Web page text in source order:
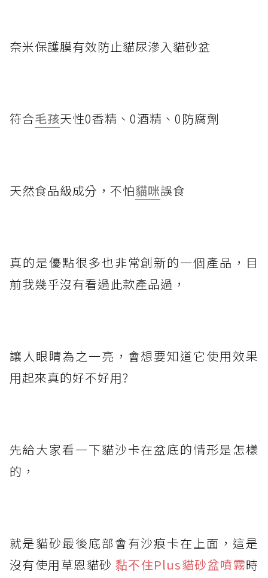
奈米保護膜有效防止貓尿滲入貓砂盆
符合毛孩天性0香精、0酒精、0防腐劑
天然食品級成分，不怕貓咪誤食
真的是優點很多也非常創新的一個產品，目
前我幾乎沒有看過此款產品過，
讓人眼睛為之一亮，會想要知道它使用效果
用起來真的好不好用?
先給大家看一下貓沙卡在盆底的情形是怎樣
的，
就是貓砂最後底部會有沙痕卡在上面，這是
沒有使用草恩貓砂 黏不住Plus貓砂盆噴霧時